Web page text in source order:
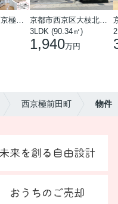
3LDK (90.34㎡)
1,940万円
西京極前田町 物件